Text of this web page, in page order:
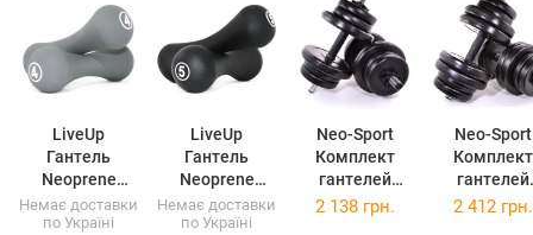
LiveUp
Гантель
Neoprene
dumbbell Grey
2x4 кг LS2002-
LiveUp
Гантель
Neoprene
dumbbell Black
2x5 кг LS2002-
Neo-Sport
Комплект
гантелей
розкладних зі
Neo-Sport
Комплект
гантелей
розкладних
Немає доставки
по Україні
Немає доставки
по Україні
2 138 грн. 2 412 грн.